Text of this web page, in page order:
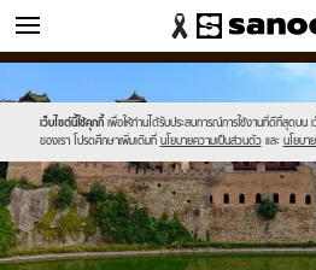
ข่าว
เว็บไซต์นี้ใช้คุกกี้ เพื่อให้ท่านได้รับประสบการณ์การใช้งานที่ดีที่สุดบน
ของเรา โปรดศึกษาเพิ่มเติมที่ นโยบายความเป็นส่วนตัว และ นโยบา
new-
sanook.png
//s.isanook.com/ns/0/ud/611/3056290/